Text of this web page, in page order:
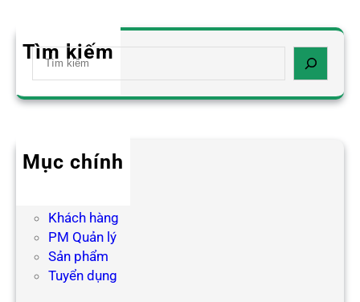
Tìm kiếm
S
a
h
Mục chính
Khách hàng
PM Quản lý
Sản phẩm
Tuyển dụng